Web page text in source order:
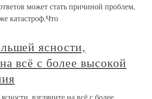
может стать причиной проблем,
катастроф.Что
ясности,
всё с более высокой
взгляните на всё с более